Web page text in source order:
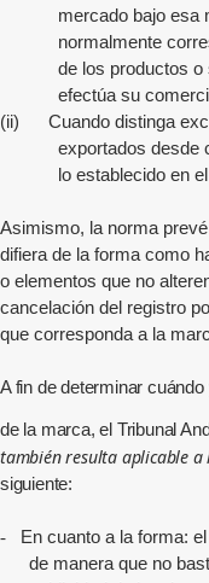
mercado bajo esa
normalmente
de los productos
efectúa su
(ii)
Cuando distinga
exportados desde
lo establecido en
Asimismo, la norma
difiera de la forma como
o elementos que no
cancelación del registro
que corresponda a la
A fin de determinar
de la marca, el Tribunal
también resulta aplicable a
siguiente:
-
En cuanto a la forma:
de manera que no